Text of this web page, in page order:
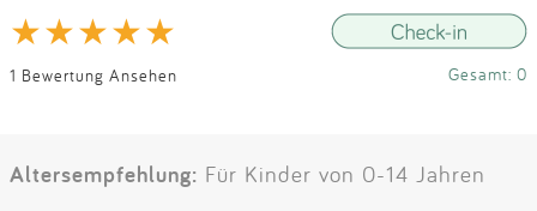
1 Bewertung Ansehen Gesamt: 0
Altersempfehlung: Für Kinder von 0-14 Jahren